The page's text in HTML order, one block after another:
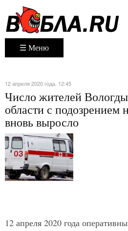
☰ Меню
12 апреля 2020 года. 12:45
Число жителей
области с подозрением
вновь выросло
12 апреля 2020 года